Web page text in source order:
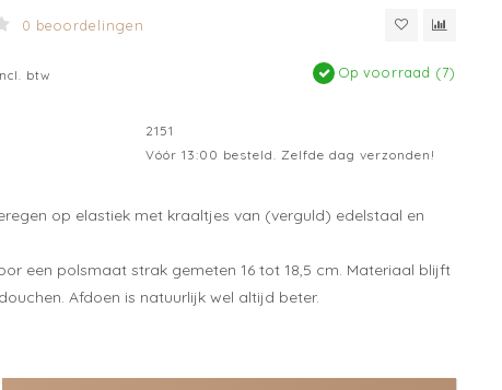
0 beoordelingen
btw Op voorraad (7)
2151
Vóór 13:00 besteld. Zelfde dag verzonden!
op elastiek met kraaltjes van (verguld) edelstaal en
een polsmaat strak gemeten 16 tot 18,5 cm. Materiaal blijft
Afdoen is natuurlijk wel altijd beter.